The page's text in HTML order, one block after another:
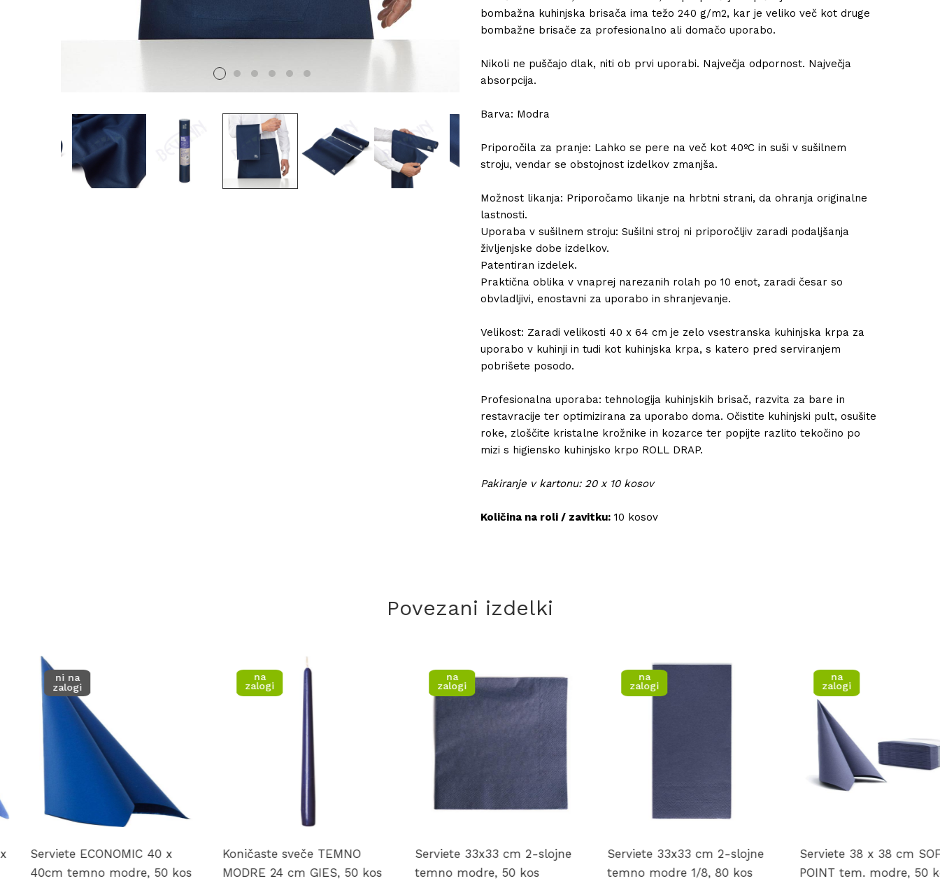
bombažna kuhinjska brisača ima težo 240 g/m2, kar je veliko več kot druge
bombažne brisače za profesionalno ali domačo uporabo.
Nikoli ne puščajo dlak, niti ob prvi uporabi. Največja odpornost. Največja
absorpcija.
Barva: Modra
Priporočila za pranje: Lahko se pere na več kot 40ºC in suši v sušilnem
stroju, vendar se obstojnost izdelkov zmanjša.
Možnost likanja: Priporočamo likanje na hrbtni strani, da ohranja originalne
lastnosti.
Uporaba v sušilnem stroju: Sušilni stroj ni priporočljiv zaradi podaljšanja
življenjske dobe izdelkov.
Patentiran izdelek.
Praktična oblika v vnaprej narezanih rolah po 10 enot, zaradi česar so
obvladljivi, enostavni za uporabo in shranjevanje.
Velikost: Zaradi velikosti 40 x 64 cm je zelo vsestranska kuhinjska krpa za
uporabo v kuhinji in tudi kot kuhinjska krpa, s katero pred serviranjem
pobrišete posodo.
Profesionalna uporaba: tehnologija kuhinjskih brisač, razvita za bare in
restavracije ter optimizirana za uporabo doma. Očistite kuhinjski pult, osušite
roke, zloščite kristalne krožnike in kozarce ter popijte razlito tekočino po
mizi s higiensko kuhinjsko krpo ROLL DRAP.
Pakiranje v kartonu: 20 x 10 kosov
Količina na roli / zavitku: 10 kosov
Povezani izdelki
zalogi
Serviete ECONOMIC 40 x
40cm temno modre, 50 kos
Koničaste sveče TEMNO
MODRE 24 cm GIES, 50 kos
Serviete 33x33 cm 2-slojne
temno modre, 50 kos
Serviete 33x33 cm 2-slojne
temno modre 1/8, 80 kos
Serviete 38 x 38 cm SOFT
POINT tem. modre, 50 kos